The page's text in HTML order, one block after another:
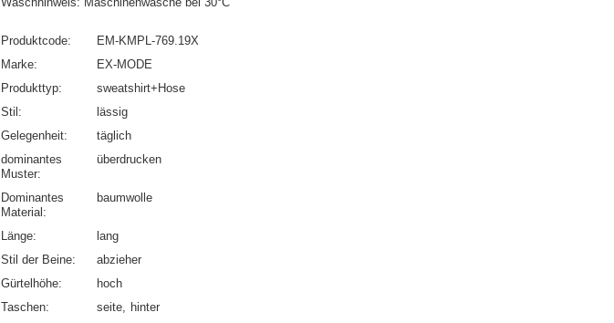
Produktcode
EM-KMPL-769.19X
Marke
EX-MODE
Produkttyp
sweatshirt+Hose
Stil
lässig
Gelegenheit
täglich
dominantes
Muster
überdrucken
Dominantes
Material
baumwolle
Länge
lang
Stil der Beine
abzieher
Gürtelhöhe
hoch
Taschen
seite
hinter